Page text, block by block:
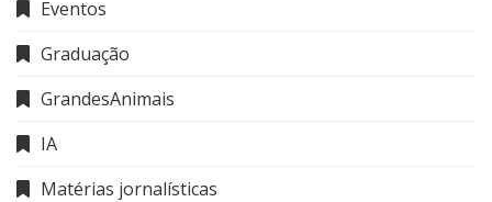
Eventos
Graduação
GrandesAnimais
IA
Matérias jornalísticas